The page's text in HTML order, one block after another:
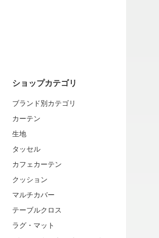
ショップカテゴリ
ブランド別カテゴリ
カーテン
生地
タッセル
カフェカーテン
クッション
マルチカバー
テーブルクロス
ラグ・マット